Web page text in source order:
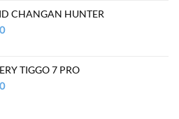
$179,00.
CHANGAN HUNTER
Current
$449,00.
TIGGO 7 PRO
Current